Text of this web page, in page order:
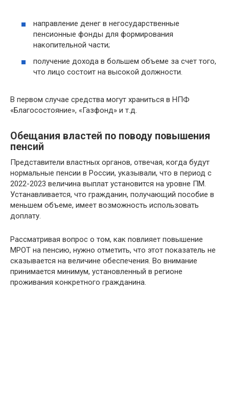
направление денег в негосударственные
пенсионные фонды для формирования
накопительной части;
получение дохода в большем объеме за счет того,
что лицо состоит на высокой должности.
В первом случае средства могут храниться в НПФ
«Благосостояние», «Газфонд» и т.д.
Обещания властей по поводу повышения
пенсий
Представители властных органов, отвечая, когда будут
нормальные пенсии в России, указывали, что в период с
2022-2023 величина выплат установится на уровне ПМ.
Устанавливается, что гражданин, получающий пособие в
меньшем объеме, имеет возможность использовать
доплату.
Рассматривая вопрос о том, как повлияет повышение
МРОТ на пенсию, нужно отметить, что этот показатель не
сказывается на величине обеспечения. Во внимание
принимается минимум, установленный в регионе
проживания конкретного гражданина.